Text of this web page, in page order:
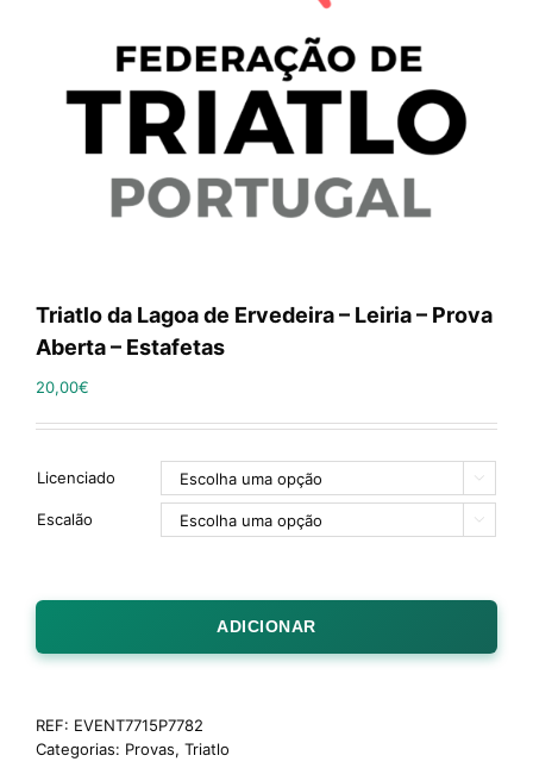
Triatlo da Lagoa de Ervedeira – Leiria – Prova
Aberta – Estafetas
20,00€
Licenciado 
Escalão 
ADICIONAR
REF: EVENT7715P7782
Categorias: Provas, Triatlo